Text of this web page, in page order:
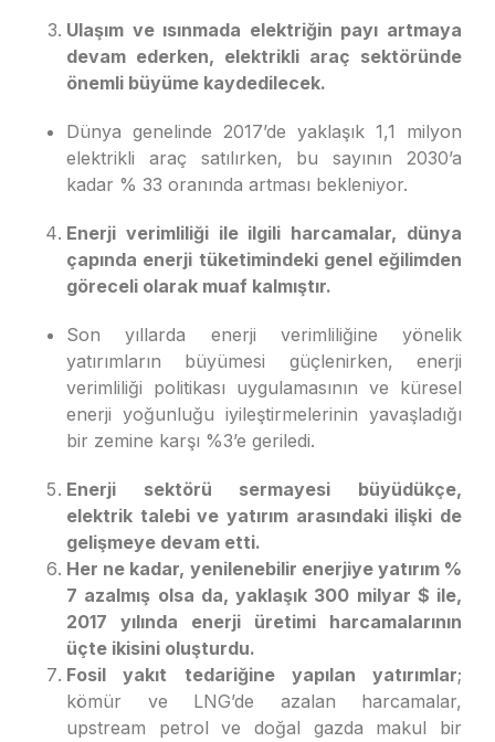
Ulaşım ve ısınmada elektriğin payı artmaya
devam ederken, elektrikli araç sektöründe
önemli büyüme kaydedilecek.
Dünya genelinde 2017’de yaklaşık 1,1 milyon
elektrikli araç satılırken, bu sayının 2030’a
kadar % 33 oranında artması bekleniyor.
Enerji verimliliği ile ilgili harcamalar, dünya
çapında enerji tüketimindeki genel eğilimden
göreceli olarak muaf kalmıştır.
Son yıllarda enerji verimliliğine yönelik
yatırımların büyümesi güçlenirken, enerji
verimliliği politikası uygulamasının ve küresel
enerji yoğunluğu iyileştirmelerinin yavaşladığı
bir zemine karşı %3’e geriledi.
Enerji sektörü sermayesi büyüdükçe,
elektrik talebi ve yatırım arasındaki ilişki de
gelişmeye devam etti.
Her ne kadar, yenilenebilir enerjiye yatırım %
7 azalmış olsa da, yaklaşık 300 milyar $ ile,
2017 yılında enerji üretimi harcamalarının
üçte ikisini oluşturdu.
Fosil yakıt tedariğine yapılan yatırımlar;
kömür ve LNG’de azalan harcamalar,
upstream petrol ve doğal gazda makul bir